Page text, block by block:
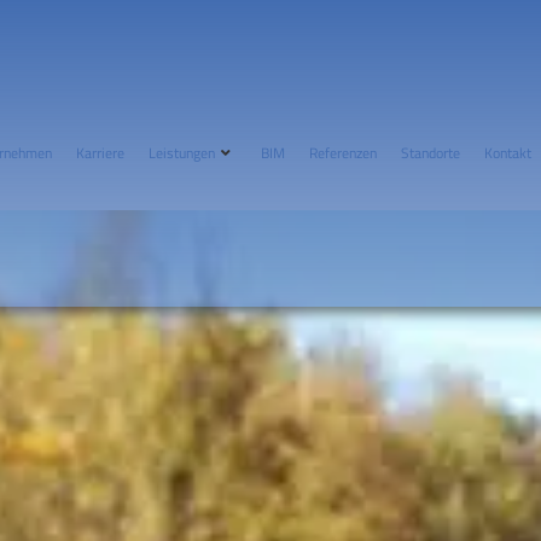
Karriere Leistungen BIM Referenzen Standorte Kontakt